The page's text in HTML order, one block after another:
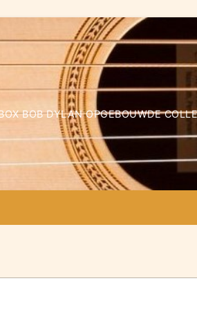
BOB DYLAN OPGEBOUWDE